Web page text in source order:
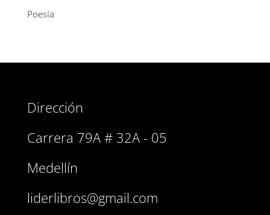
Poesía
Dirección
Carrera 79A # 32A - 05
Medellín
liderlibros@gmail.com